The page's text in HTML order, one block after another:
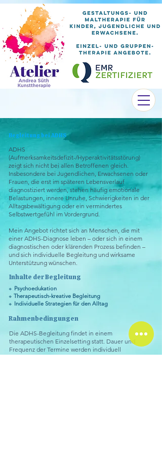
Begleitung bei ADHS
ADHS
(Aufmerksamkeitsdefizit-/Hyperaktivitätsstörung)
zeigt sich nicht bei allen Betroffenen gleich.
Insbesondere bei Jugendlichen, Erwachsenen oder
Frauen, die erst im späteren Lebensverlauf
diagnostiziert werden, stehen häufig emotionale
Belastungen, innere Unruhe, Schwierigkeiten in der
Alltagsbewältigung oder ein vermindertes
Selbstwertgefühl im Vordergrund.
Mein Angebot richtet sich an Menschen, die mit
einer ADHS-Diagnose leben – oder sich in einem
diagnostischen oder klärenden Prozess befinden –
und sich individuelle Begleitung und wirksame
Unterstützung wünschen.​
Inhalte der Begleitung​
🔹 Psychoedukation
🔹 Therapeutisch-kreative Begleitung
​🔹 Individuelle Strategien für den Alltag
Rahmenbedingungen
Die ADHS-Begleitung findet in einem
therapeutischen Einzelsetting statt. Dauer und
Frequenz der Termine werden individuell